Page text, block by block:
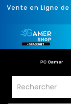
Vente en Ligne de
PC Gamer